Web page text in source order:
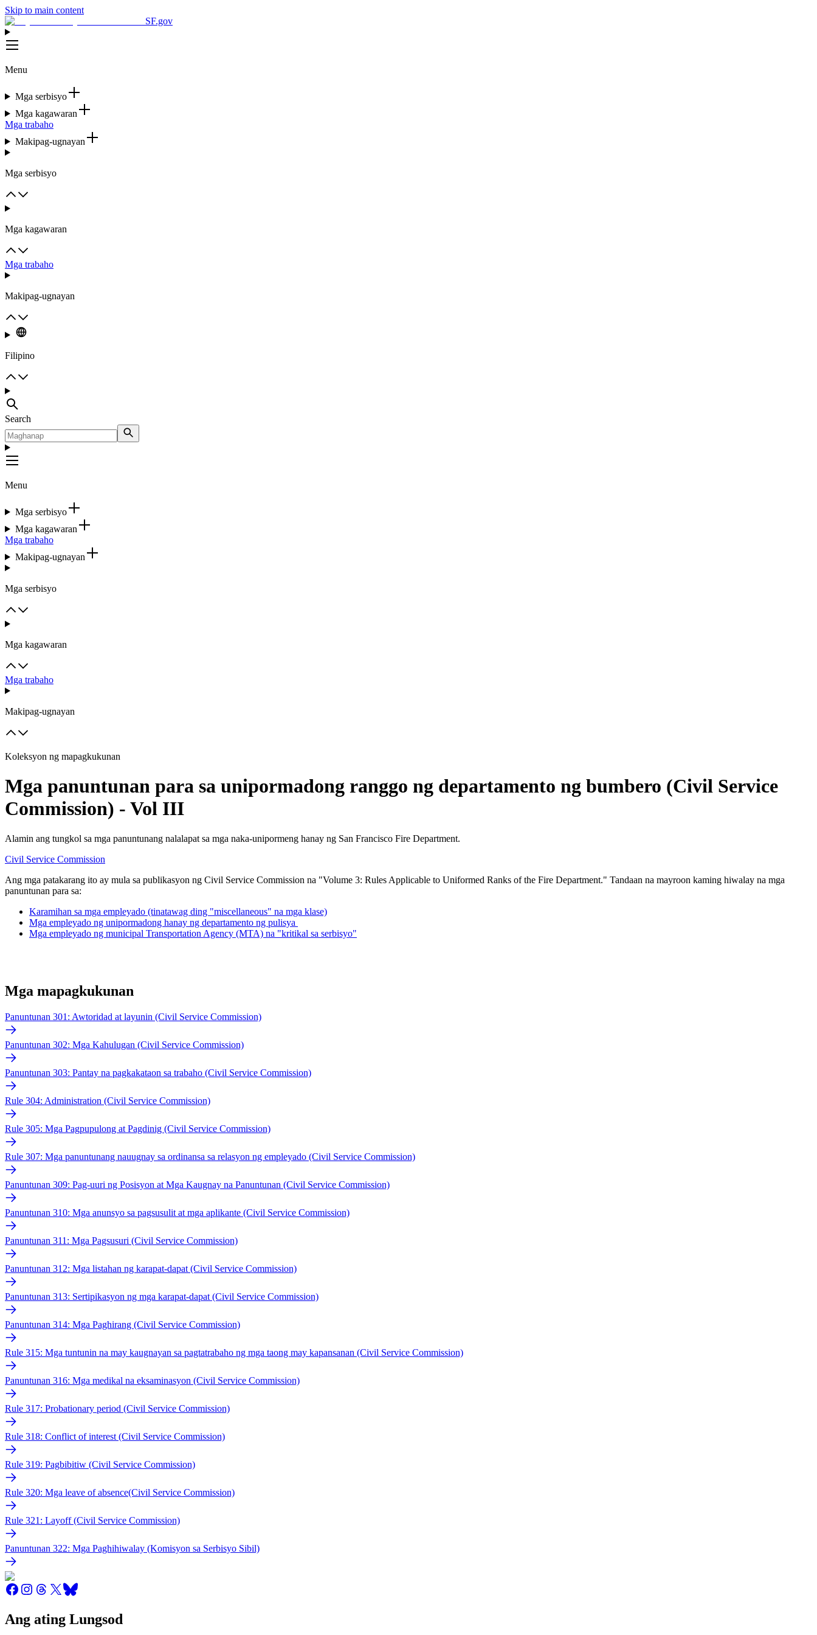
Skip to main content
SF.gov
Menu
Mga serbisyo
Mga kagawaran
Mga trabaho
Makipag-ugnayan
Mga serbisyo
Mga kagawaran
Mga trabaho
Makipag-ugnayan
Filipino
Search
Menu
Mga serbisyo
Mga kagawaran
Mga trabaho
Makipag-ugnayan
Mga serbisyo
Mga kagawaran
Mga trabaho
Makipag-ugnayan
Koleksyon ng mapagkukunan
Mga panuntunan para sa unipormadong ranggo ng departamento ng bumbero (Civil Service
Commission) - Vol III
Alamin ang tungkol sa mga panuntunang nalalapat sa mga naka-unipormeng hanay ng San Francisco Fire Department.
Civil Service Commission
Ang mga patakarang ito ay mula sa publikasyon ng Civil Service Commission na "Volume 3: Rules Applicable to Uniformed Ranks of the Fire Department." Tandaan na mayroon kaming hiwalay na mga
panuntunan para sa:
Karamihan sa mga empleyado (tinatawag ding "miscellaneous" na mga klase)
Mga empleyado ng unipormadong hanay ng departamento ng pulisya
Mga empleyado ng municipal Transportation Agency (MTA) na "kritikal sa serbisyo"
Mga mapagkukunan
Panuntunan 301: Awtoridad at layunin (Civil Service Commission)
Panuntunan 302: Mga Kahulugan (Civil Service Commission)
Panuntunan 303: Pantay na pagkakataon sa trabaho (Civil Service Commission)
Rule 304: Administration (Civil Service Commission)
Rule 305: Mga Pagpupulong at Pagdinig (Civil Service Commission)
Rule 307: Mga panuntunang nauugnay sa ordinansa sa relasyon ng empleyado (Civil Service Commission)
Panuntunan 309: Pag-uuri ng Posisyon at Mga Kaugnay na Panuntunan (Civil Service Commission)
Panuntunan 310: Mga anunsyo sa pagsusulit at mga aplikante (Civil Service Commission)
Panuntunan 311: Mga Pagsusuri (Civil Service Commission)
Panuntunan 312: Mga listahan ng karapat-dapat (Civil Service Commission)
Panuntunan 313: Sertipikasyon ng mga karapat-dapat (Civil Service Commission)
Panuntunan 314: Mga Paghirang (Civil Service Commission)
Rule 315: Mga tuntunin na may kaugnayan sa pagtatrabaho ng mga taong may kapansanan (Civil Service Commission)
Panuntunan 316: Mga medikal na eksaminasyon (Civil Service Commission)
Rule 317: Probationary period (Civil Service Commission)
Rule 318: Conflict of interest (Civil Service Commission)
Rule 319: Pagbibitiw (Civil Service Commission)
Rule 320: Mga leave of absence(Civil Service Commission)
Rule 321: Layoff (Civil Service Commission)
Panuntunan 322: Mga Paghihiwalay (Komisyon sa Serbisyo Sibil)
Ang ating Lungsod